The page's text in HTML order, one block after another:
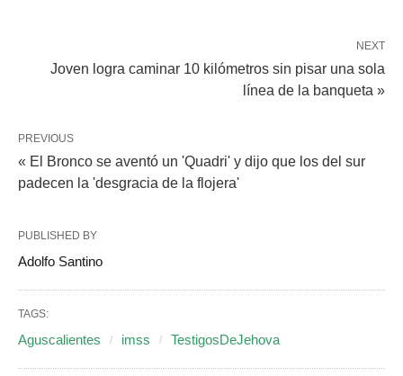
NEXT
Joven logra caminar 10 kilómetros sin pisar una sola
línea de la banqueta »
PREVIOUS
« El Bronco se aventó un 'Quadri' y dijo que los del sur
padecen la 'desgracia de la flojera'
PUBLISHED BY
Adolfo Santino
TAGS:
Aguscalientes imss TestigosDeJehova